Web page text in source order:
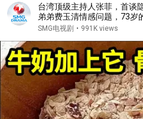
台湾顶级主持人张菲，首谈
弟弟费玉清情感问题，73岁
费玉清 #可凡倾听 FULL
SMG电视剧 • 991K views